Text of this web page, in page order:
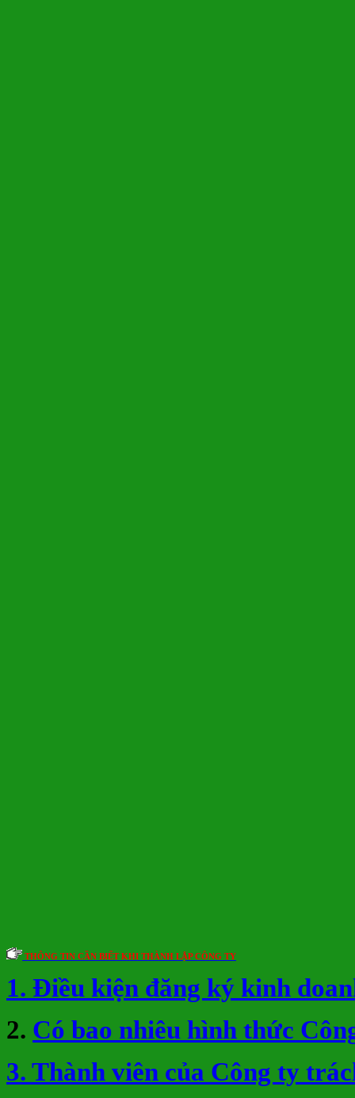
THÔNG TIN CẦN BIẾT KHI THÀNH LẬP CÔNG TY
1. Điều kiện đăng ký kinh
2. Có bao nhiêu hình thức
3. Thành viên của Công ty